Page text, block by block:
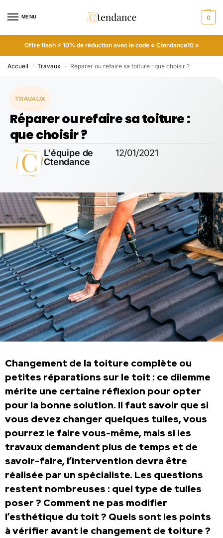
MENU 0
Offre flash ⚡ 10% de réduction avec le code « Ctendance10 »
Accueil / Travaux / Réparer ou refaire sa toiture : que choisir ?
TRAVAUX
Réparer ou refaire sa toiture :
que choisir ?
L'équipe de
Ctendance
12/01/2021
Changement de la toiture complète ou
petites réparations sur le toit : ce dilemme
mérite une certaine réflexion pour opter
pour la bonne solution. Il faut savoir que si
vous devez changer quelques tuiles, vous
pourrez le faire vous-même, mais si les
travaux demandent plus de temps et de
savoir-faire, l’intervention devra être
réalisée par un spécialiste. Les questions
restent nombreuses : quel type de tuiles
poser ? Comment ne pas modifier
l’esthétique du toit ? Quels sont les points
à vérifier avant le changement de toiture ?